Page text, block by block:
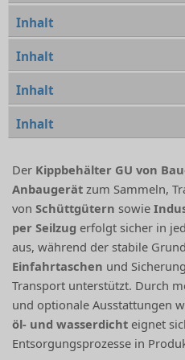
Inhalt
Inhalt
Inhalt
Inhalt
Der Kippbehälter GU von
Anbaugerät zum Sammeln,
vonSchüttgütern sowie
per Seilzug erfolgt sicher in
aus, während der stabile
Einfahrtaschen und
Transport unterstützt. Durch
und optionale Ausstattungen
öl- und wasserdicht eignet
Entsorgungsprozesse in